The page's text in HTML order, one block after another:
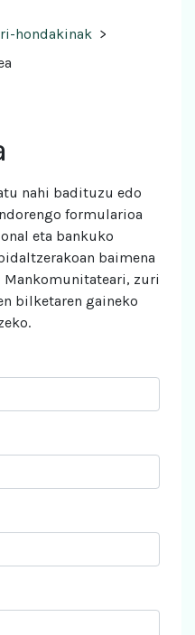
hondakinak >
nahi badituzu edo
formularioa
eta bankuko
baimena
Mankomunitateari, zuri
bilketaren gaineko